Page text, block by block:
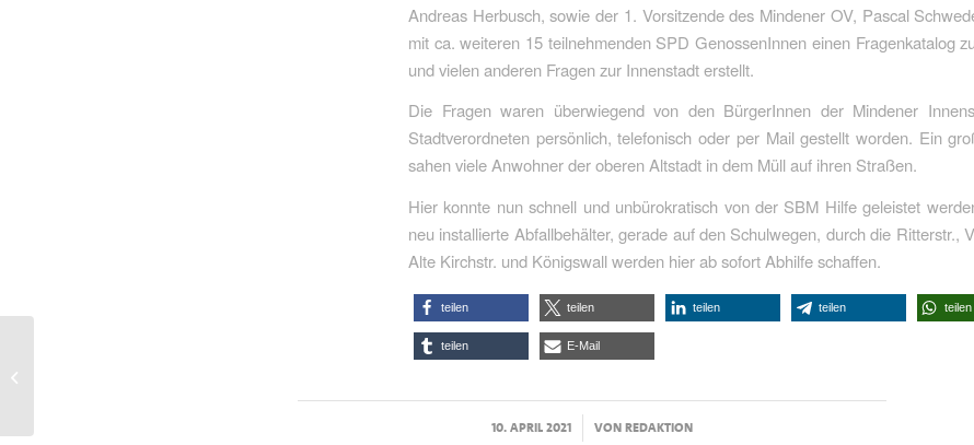
Andreas Herbusch, sowie der 1. Vorsitzende des Mindener OV, Pascal
mit ca. weiteren 15 teilnehmenden SPD GenossenInnen einen Fragenkatalog
und vielen anderen Fragen zur Innenstadt erstellt.
Die Fragen waren überwiegend von den BürgerInnen der Mindener
Stadtverordneten persönlich, telefonisch oder per Mail gestellt worden. Ein
sahen viele Anwohner der oberen Altstadt in dem Müll auf ihren Straßen.
Hier konnte nun schnell und unbürokratisch von der SBM Hilfe geleistet
neu installierte Abfallbehälter, gerade auf den Schulwegen, durch die Ritterstr.,
Alte Kirchstr. und Königswall werden hier ab sofort Abhilfe schaffen.
teilen teilen teilen teilen teilen
teilen E-Mail
10. APRIL 2021
/ VONREDAKTION